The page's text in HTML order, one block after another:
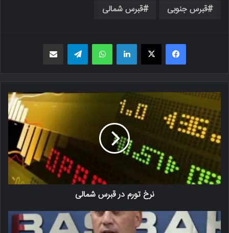
قبرس جنوبی
قبرس شمالی
فیسبوک X لینکدین واتس اپ
نرخ تورم در قبرس شمالی